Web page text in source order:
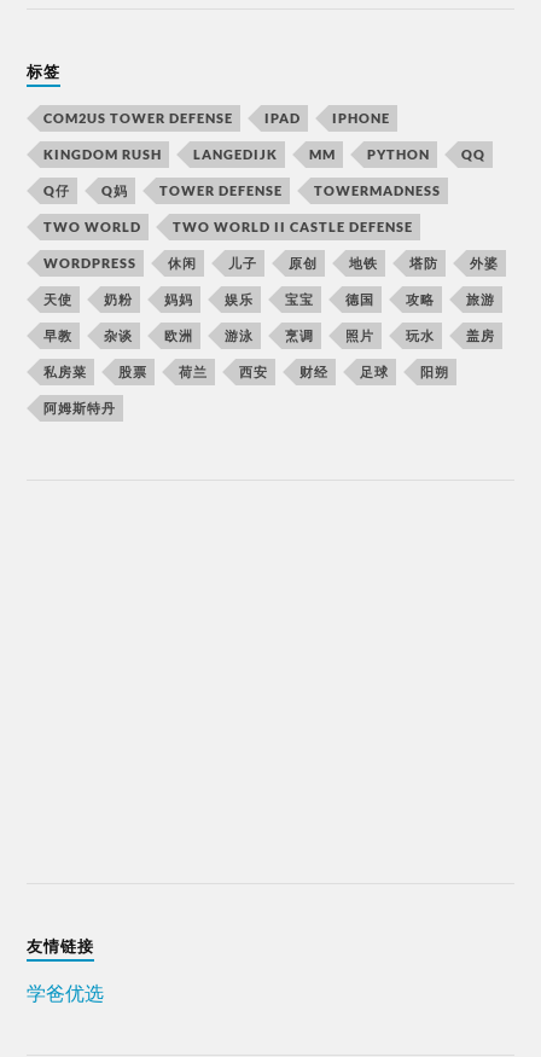
标签
COM2US TOWER DEFENSE IPAD IPHONE
KINGDOM RUSH LANGEDIJK MM PYTHON QQ
Q仔 Q妈 TOWER DEFENSE TOWERMADNESS
TWO WORLD TWO WORLD II CASTLE DEFENSE
WORDPRESS 休闲 儿子 原创 地铁 塔防 外婆
天使 奶粉 妈妈 娱乐 宝宝 德国 攻略 旅游
早教 杂谈 欧洲 游泳 烹调 照片 玩水 盖房
私房菜 股票 荷兰 西安 财经 足球 阳朔
阿姆斯特丹
友情链接
学爸优选